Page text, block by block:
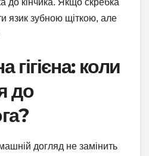
до кінчика. Якщо скребка
язик зубною щіткою, але
гігієна: коли
до
догляд не замінить